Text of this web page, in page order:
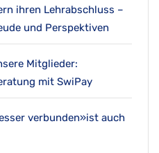
ihren Lehrabschluss –
und Perspektiven
Mitglieder:
mit SwiPay
verbunden»ist auch